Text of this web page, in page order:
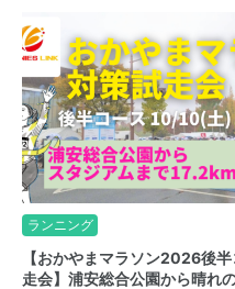
ランニング
【おかやまマラソン2026後
走会】浦安総合公園から晴れ